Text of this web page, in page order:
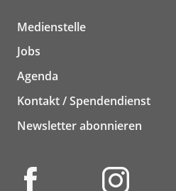
Medienstelle
Jobs
Agenda
Kontakt / Spendendienst
Newsletter abonnieren